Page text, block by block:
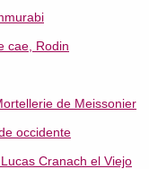
cae, Rodin
de Meissonier
occidente
Cranach el Viejo